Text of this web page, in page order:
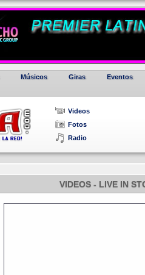
Músicos Giras Eventos
Videos
Fotos
Radio
VIDEOS - LIVE IN